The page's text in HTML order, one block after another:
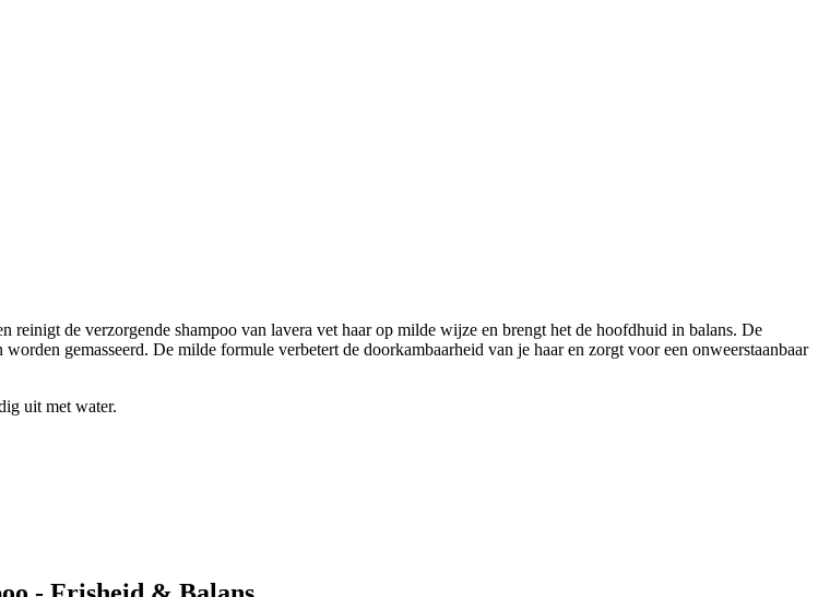
de verzorgende shampoo van lavera vet haar op milde wijze en brengt het de hoofdhuid in balans. De
gemasseerd. De milde formule verbetert de doorkambaarheid van je haar en zorgt voor een onweerstaanbaar
uit met water.